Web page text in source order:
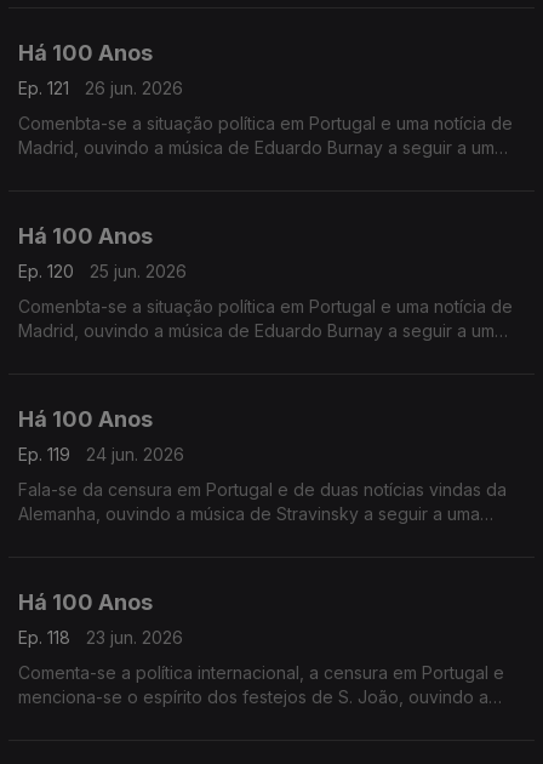
Há 100 Anos
Ep. 121
26 jun. 2026
Comenbta-se a situação política em Portugal e uma notícia de
Madrid, ouvindo a música de Eduardo Burnay a seguir a um
Há 100 Anos
Ep. 120
25 jun. 2026
Comenbta-se a situação política em Portugal e uma notícia de
Madrid, ouvindo a música de Eduardo Burnay a seguir a um
Há 100 Anos
Ep. 119
24 jun. 2026
Fala-se da censura em Portugal e de duas notícias vindas da
Alemanha, ouvindo a música de Stravinsky a seguir a uma
Há 100 Anos
Ep. 118
23 jun. 2026
Comenta-se a política internacional, a censura em Portugal e
menciona-se o espírito dos festejos de S. João, ouvindo a